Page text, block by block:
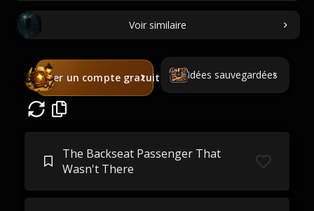
Voir similaire
Créer un compte gratuit Idées sauvegardées
The Backseat Passenger That
Wasn't There